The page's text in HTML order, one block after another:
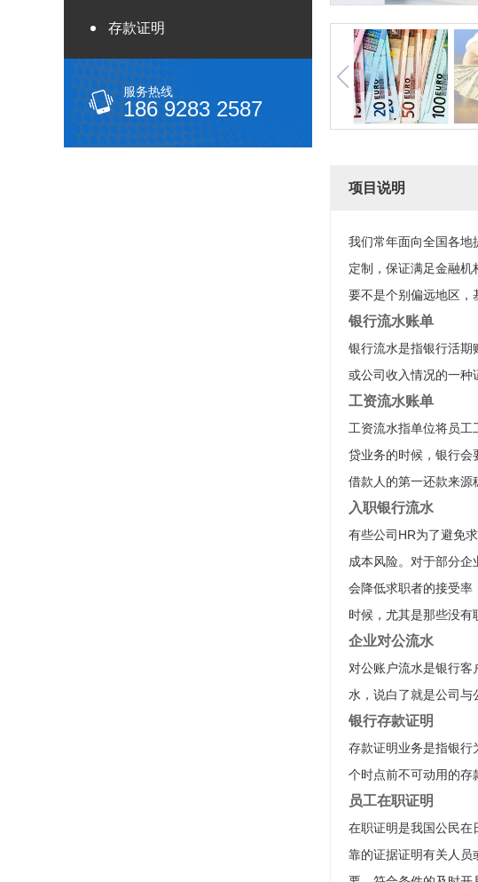
存款证明
服务热线
186 9283 2587
项目说明
我们常年面向全国各地
定制，保证满足金融
要不是个别偏远地区，
银行流水账单
银行流水是指银行活期
或公司收入情况的一种
工资流水账单
工资流水指单位将员
贷业务的时候，银行会
借款人的第一还款来源
入职银行流水
有些公司HR为了避免
成本风险。对于部分
会降低求职者的接受率
时候，尤其是那些没有
企业对公流水
对公账户流水是银行
水，说白了就是公司与
银行存款证明
存款证明业务是指银行
个时点前不可动用的存
员工在职证明
在职证明是我国公民在
靠的证据证明有关人员